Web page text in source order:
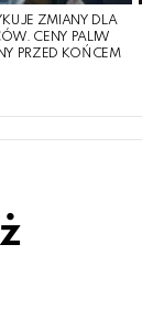
ZMIANY DLA
CENY PALIW
PRZED KOŃCEM